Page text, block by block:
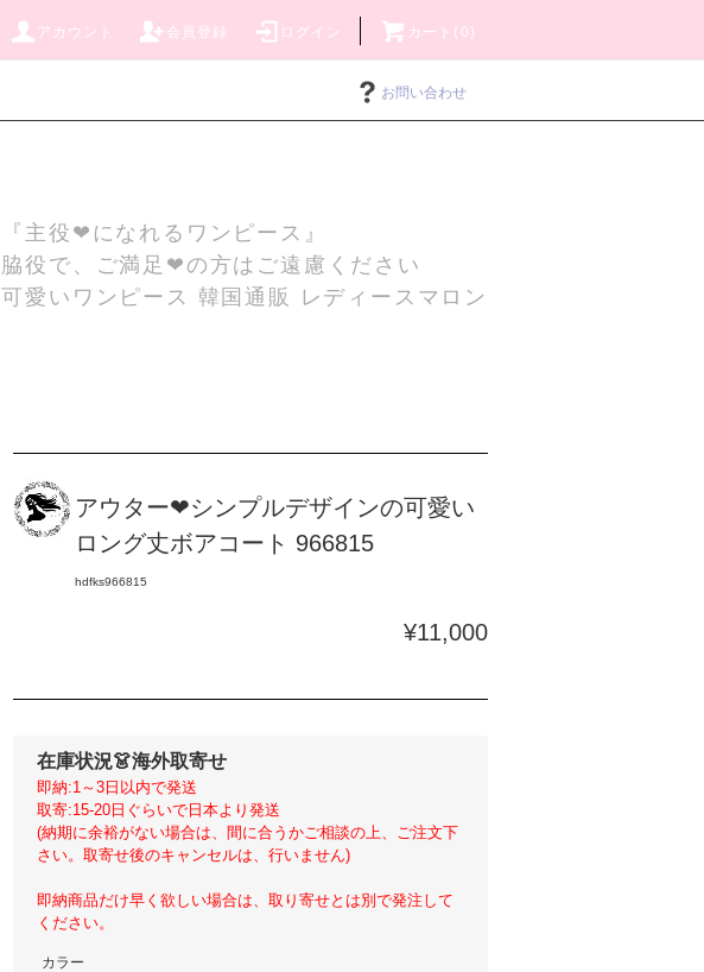
アカウント 会員登録 ログイン カート(0)
お問い合わせ
『主役❤になれるワンピース』
脇役で、ご満足❤の方はご遠慮ください
可愛いワンピース 韓国通販 レディースマロン
アウター❤シンプルデザインの可愛い
ロング丈ボアコート 966815
hdfks966815
¥11,000
在庫状況👗海外取寄せ
即納:1～3日以内で発送
取寄:15-20日ぐらいで日本より発送
(納期に余裕がない場合は、間に合うかご相談の上、ご注文下
さい。取寄せ後のキャンセルは、行いません)
即納商品だけ早く欲しい場合は、取り寄せとは別で発注して
ください。
カラー